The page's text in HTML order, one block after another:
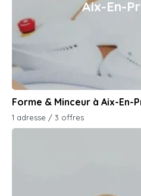
Aix-En-
Forme & Minceur à Aix-En-
1 adresse / 3 offres